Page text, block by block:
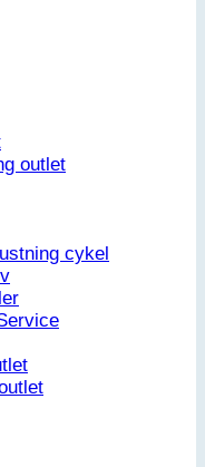
outlet
cykel